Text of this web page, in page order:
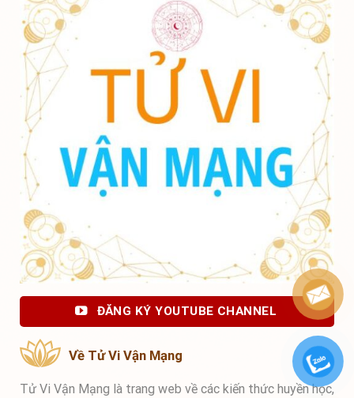
ĐĂNG KÝ YOUTUBE CHANNEL
Về Tử Vi Vận Mạng
Tử Vi Vận Mạng là trang web về các kiến thức huyền học,